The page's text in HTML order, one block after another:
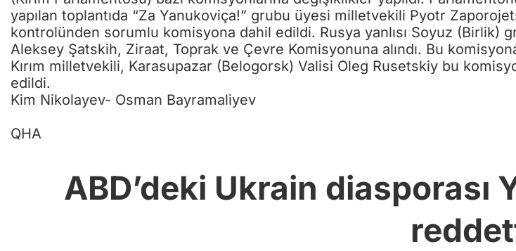
yapılan toplantıda “Za Yanukoviça!” grubu üyesi milletvekili Pyotr
kontrolünden sorumlu komisyona dahil edildi. Rusya yanlısı Soyuz (Birlik)
Aleksey Şatskih, Ziraat, Toprak ve Çevre Komisyonuna alındı. Bu
Kırım milletvekili, Karasupazar (Belogorsk) Valisi Oleg Rusetskiy bu
edildi.
Kim Nikolayev- Osman Bayramaliyev
QHA
ABD’deki Ukrain